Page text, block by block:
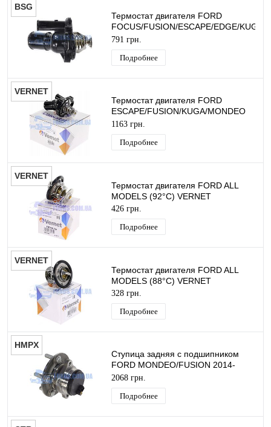
BSG
Термостат двигателя FORD
FOCUS/FUSION/ESCAPE/EDGE/KUGA
2011- (89°С 2.0 ECOBOOST) BSG
791 грн.
Подробнее
VERNET
Термостат двигателя FORD
ESCAPE/FUSION/KUGA/MONDEO
2012- VERNET
1163 грн.
Подробнее
VERNET
Термостат двигателя FORD ALL
MODELS (92°C) VERNET
426 грн.
Подробнее
VERNET
Термостат двигателя FORD ALL
MODELS (88°C) VERNET
328 грн.
Подробнее
HMPX
Ступица задняя с подшипником
FORD MONDEO/FUSION 2014-
HMPX
2068 грн.
Подробнее